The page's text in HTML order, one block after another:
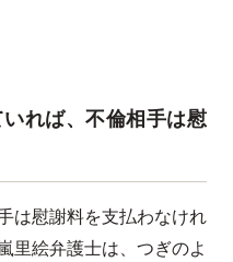
れば、不倫相手は慰
は慰謝料を支払わなけれ
里絵弁護士は、つぎのよ